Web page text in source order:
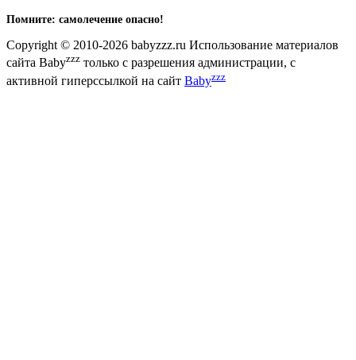
Помните: самолечение опасно!
Copyright © 2010-2026 babyzzz.ru Использование материалов
сайта Babyzzz только с разрешения администрации, с
активной гиперссылкой на сайт Babyzzz